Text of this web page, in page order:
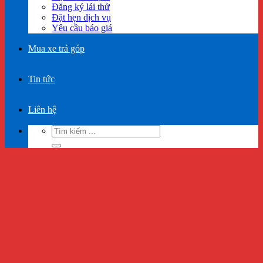
Đăng ký lái thử
Đặt hẹn dịch vụ
Yêu cầu báo giá
Mua xe trả góp
Tin tức
Liên hệ
Tìm
kiếm: